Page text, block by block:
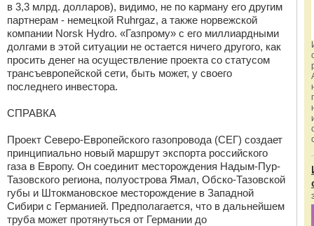
в 3,3 млрд. долларов), видимо, не по карману его другим
партнерам - немецкой Ruhrgaz, а также норвежской
компании Norsk Hydro. «Газпрому» с его миллиардными
долгами в этой ситуации не остается ничего другого, как
просить денег на осуществление проекта со статусом
трансъевропейской сети, быть может, у своего
последнего инвестора.
СПРАВКА
Проект Северо-Европейского газопровода (СЕГ) создает
принципиально новый маршрут экспорта российского
газа в Европу. Он соединит месторождения Надым-Пур-
Тазовского региона, полуострова Ямал, Обско-Тазовской
губы и Штокмановское месторождение в Западной
Сибири с Германией. Предполагается, что в дальнейшем
труба может протянуться от Германии до